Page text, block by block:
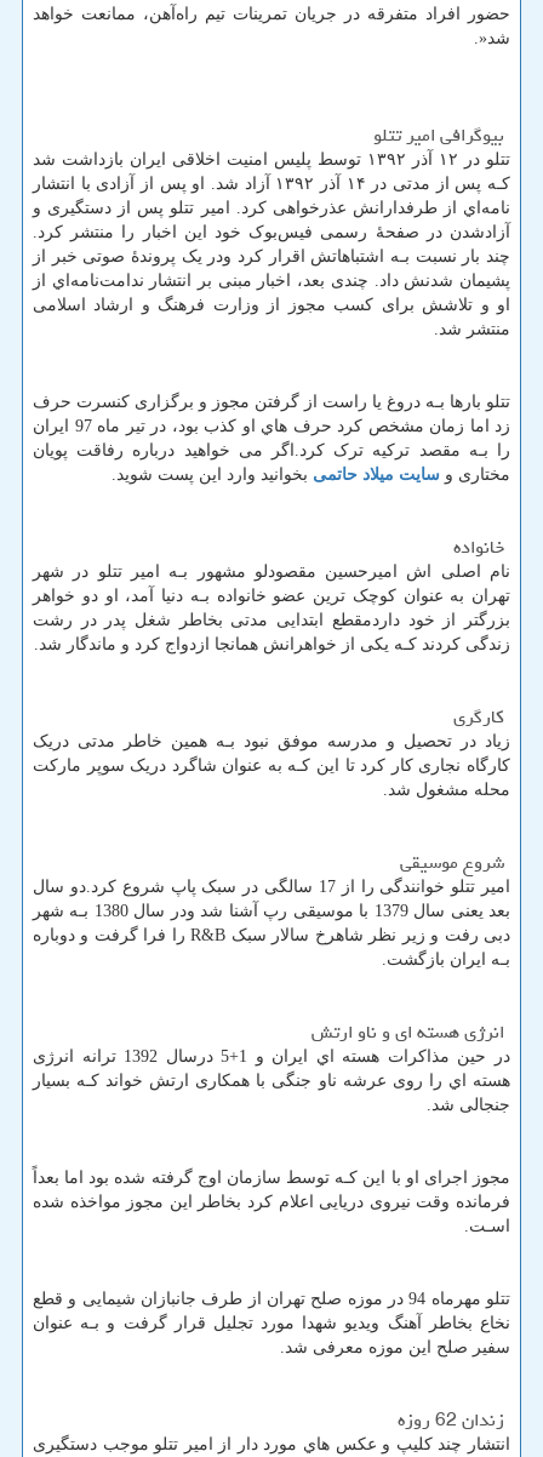
حضور افراد متفرقه در جریان تمرینات تیم راه‌آهن، ممانعت خواهد
شد.»
بیوگرافی امیر تتلو
تتلو در ۱۲ آذر ۱۳۹۲ توسط پلیس امنیت اخلاقی ایران بازداشت شد
کـه پس از مدتی در ۱۴ آذر ۱۳۹۲ آزاد شد. او پس از آزادی با انتشار
نامه‌اي از طرفدارانش عذرخواهی کرد. امیر تتلو پس از دستگیری و
آزادشدن در صفحهٔ رسمی فیس‌بوک خود این اخبار را منتشر کرد.
چند بار نسبت بـه اشتباهاتش اقرار کرد ودر یک پروندهٔ صوتی خبر از
پشیمان شدنش داد. چندی بعد، اخبار مبنی بر انتشار ندامت‌نامه‌اي از
او و تلاشش برای کسب مجوز از وزارت فرهنگ و ارشاد اسلامی
منتشر شد.
تتلو بارها بـه دروغ یا راست از گرفتن مجوز و برگزاری کنسرت حرف
زد اما زمان مشخص کرد حرف هاي‌ او کذب بود، در تیر ماه 97 ایران
را بـه مقصد ترکیه ترک کرد.اگر می خواهید درباره رفاقت پویان
مختاری و سایت میلاد حاتمی بخوانید وارد این پست شوید.
خانواده
نام اصلی اش امیرحسین مقصودلو مشهور بـه امیر تتلو در شهر
تهران به عنوان کوچک‌ ترین عضو خانواده بـه دنیا آمد، او دو خواهر
بزرگتر از خود داردمقطع ابتدایی مدتی بخاطر شغل پدر در رشت
زندگی کردند کـه یکی از خواهرانش همانجا ازدواج کرد و ماندگار شد.
کارگری
زیاد در تحصیل و مدرسه موفق نبود بـه همین خاطر مدتی دریک
کارگاه نجاری کار کرد تا این کـه به عنوان شاگرد دریک سوپر مارکت
محله مشغول شد.
شروع موسیقی
امیر تتلو خوانندگی را از 17 سالگی در سبک پاپ شروع کرد.دو سال
بعد یعنی سال 1379 با موسیقی رپ آشنا شد ودر سال 1380 بـه شهر
دبی رفت و زیر نظر شاهرخ سالار سبک R&B را فرا گرفت و دوباره
بـه ایران بازگشت.
انرژی هسته ای و ناو ارتش
در حین مذاکرات هسته اي ایران و 1+5 درسال 1392 ترانه انرژی
هسته اي را روی عرشه ناو جنگی با همکاری ارتش خواند کـه بسیار
جنجالی شد.
مجوز اجرای او با این کـه توسط سازمان اوج گرفته شده بود اما بعداً
فرمانده وقت نیروی دریایی اعلام کرد بخاطر این مجوز مواخذه شده
اسـت.
تتلو مهرماه 94 در موزه صلح تهران از طرف جانبازان شیمایی و قطع
نخاع بخاطر آهنگ ویدیو شهدا مورد تجلیل قرار گرفت و بـه عنوان
سفیر صلح این موزه معرفی شد.
زندان 62 روزه
انتشار چند کلیپ و عکس هاي‌ مورد دار از امیر تتلو موجب دستگیری